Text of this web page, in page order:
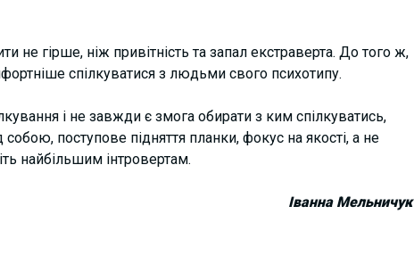
не гірше, ніж привітність та запал екстраверта. До того ж,
спілкуватися з людьми свого психотипу.
і не завжди є змога обирати з ким спілкуватись,
поступове підняття планки, фокус на якості, а не
найбільшим інтровертам.
Іванна Мельничук